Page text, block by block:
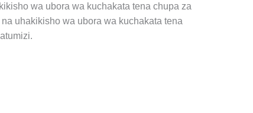
wa ubora wa kuchakata tena chupa za
uhakikisho wa ubora wa kuchakata tena